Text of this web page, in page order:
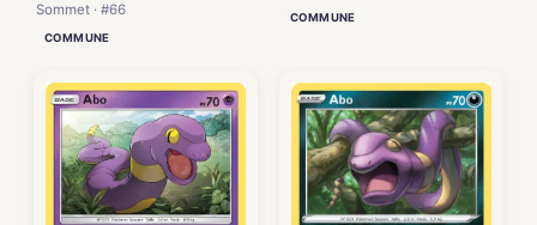
Sommet · #66
COMMUNE
COMMUNE